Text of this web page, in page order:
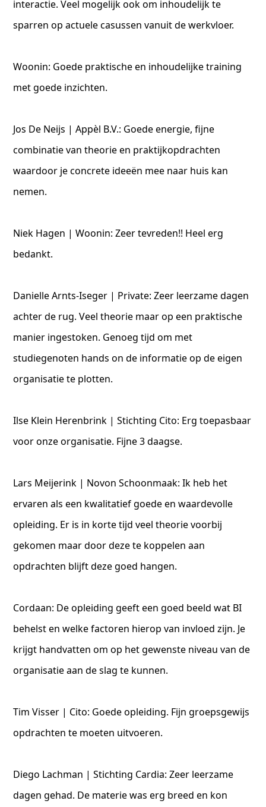
interactie. Veel mogelijk ook om inhoudelijk te
sparren op actuele casussen vanuit de werkvloer.
Woonin: Goede praktische en inhoudelijke training
met goede inzichten.
Jos De Neijs | Appèl B.V.: Goede energie, fijne
combinatie van theorie en praktijkopdrachten
waardoor je concrete ideeën mee naar huis kan
nemen.
Niek Hagen | Woonin: Zeer tevreden!! Heel erg
bedankt.
Danielle Arnts-Iseger | Private: Zeer leerzame dagen
achter de rug. Veel theorie maar op een praktische
manier ingestoken. Genoeg tijd om met
studiegenoten hands on de informatie op de eigen
organisatie te plotten.
Ilse Klein Herenbrink | Stichting Cito: Erg toepasbaar
voor onze organisatie. Fijne 3 daagse.
Lars Meijerink | Novon Schoonmaak: Ik heb het
ervaren als een kwalitatief goede en waardevolle
opleiding. Er is in korte tijd veel theorie voorbij
gekomen maar door deze te koppelen aan
opdrachten blijft deze goed hangen.
Cordaan: De opleiding geeft een goed beeld wat BI
behelst en welke factoren hierop van invloed zijn. Je
krijgt handvatten om op het gewenste niveau van de
organisatie aan de slag te kunnen.
Tim Visser | Cito: Goede opleiding. Fijn groepsgewijs
opdrachten te moeten uitvoeren.
Diego Lachman | Stichting Cardia: Zeer leerzame
dagen gehad. De materie was erg breed en kon